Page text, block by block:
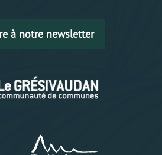
à notre newsletter